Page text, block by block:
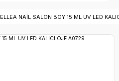
ELLEA NAİL SALON BOY 15 ML UV LED